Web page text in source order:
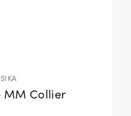
MM Collier